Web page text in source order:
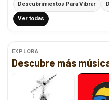
Descubrimientos Para Vibrar
Ver todas
EXPLORA
Descubre más